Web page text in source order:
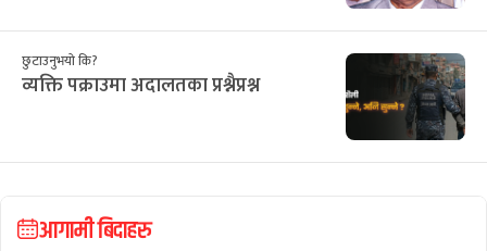
छुटाउनुभयो कि?
व्यक्ति पक्राउमा अदालतका प्रश्नैप्रश्न
आगामी बिदाहरु